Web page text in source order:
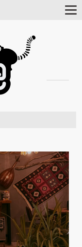
Toggle